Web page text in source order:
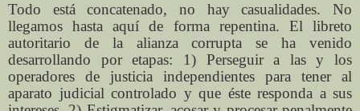
Todo está concatenado, no hay casualidades. No
llegamos hasta aquí de forma repentina. El libreto
autoritario de la alianza corrupta se ha venido
desarrollando por etapas: 1) Perseguir a las y los
operadores de justicia independientes para tener al
aparato judicial controlado y que éste responda a sus